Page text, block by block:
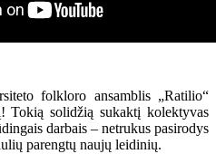
folkloro ansamblis „Ratilio“
Tokią solidžią sukaktį kolektyvas
darbais – netrukus pasirodys
parengtų naujų leidinių.